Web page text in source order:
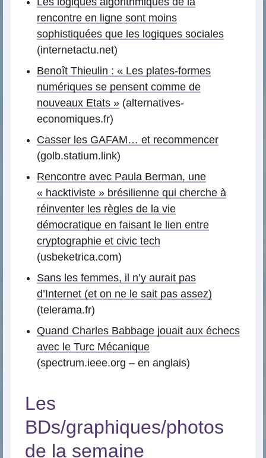
rencontre en ligne sont moins
sophistiquées que les logiques sociales
(internetactu.net)
Benoît Thieulin : « Les plates-formes
numériques se pensent comme de
nouveaux Etats » (alternatives-
economiques.fr)
Casser les GAFAM… et recommencer
(golb.statium.link)
Rencontre avec Paula Berman, une
« hacktiviste » brésilienne qui cherche à
réinventer les règles de la vie
démocratique en faisant le lien entre
cryptographie et civic tech
(usbeketrica.com)
Sans les femmes, il n’y aurait pas
d’Internet (et on ne le sait pas assez)
(telerama.fr)
Quand Charles Babbage jouait aux échecs
avec le Turc Mécanique
(spectrum.ieee.org – en anglais)
Les
BDs/graphiques/photos
de la semaine